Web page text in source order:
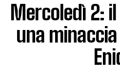
Mercoledì 2:
una